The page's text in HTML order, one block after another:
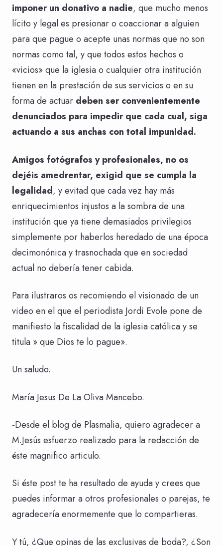
imponer un donativo a nadie, que mucho menos
lícito y legal es presionar o coaccionar a alguien
para que pague o acepte unas normas que no son
normas como tal, y que todos estos hechos o
«vicios» que la iglesia o cualquier otra institución
tienen en la prestación de sus servicios o en su
forma de actuar deben ser convenientemente
denunciados para impedir que cada cual, siga
actuando a sus anchas con total impunidad.
Amigos fotógrafos y profesionales, no os
dejéis amedrentar, exigid que se cumpla la
legalidad, y evitad que cada vez hay más
enriquecimientos injustos a la sombra de una
institución que ya tiene demasiados privilegios
simplemente por haberlos heredado de una época
decimonónica y trasnochada que en sociedad
actual no debería tener cabida.
Para ilustraros os recomiendo el visionado de un
video en el que el periodista Jordi Evole pone de
manifiesto la fiscalidad de la iglesia católica y se
titula » que Dios te lo pague».
Un saludo.
María Jesus De La Oliva Mancebo.
-Desde el blog de Plasmalia, quiero agradecer a
M.Jesús esfuerzo realizado para la redacción de
éste magnifico articulo.
Si éste post te ha resultado de ayuda y crees que
puedes informar a otros profesionales o parejas, te
agradecería enormemente que lo compartieras.
Y tú, ¿Que opinas de las exclusivas de boda?, ¿Son